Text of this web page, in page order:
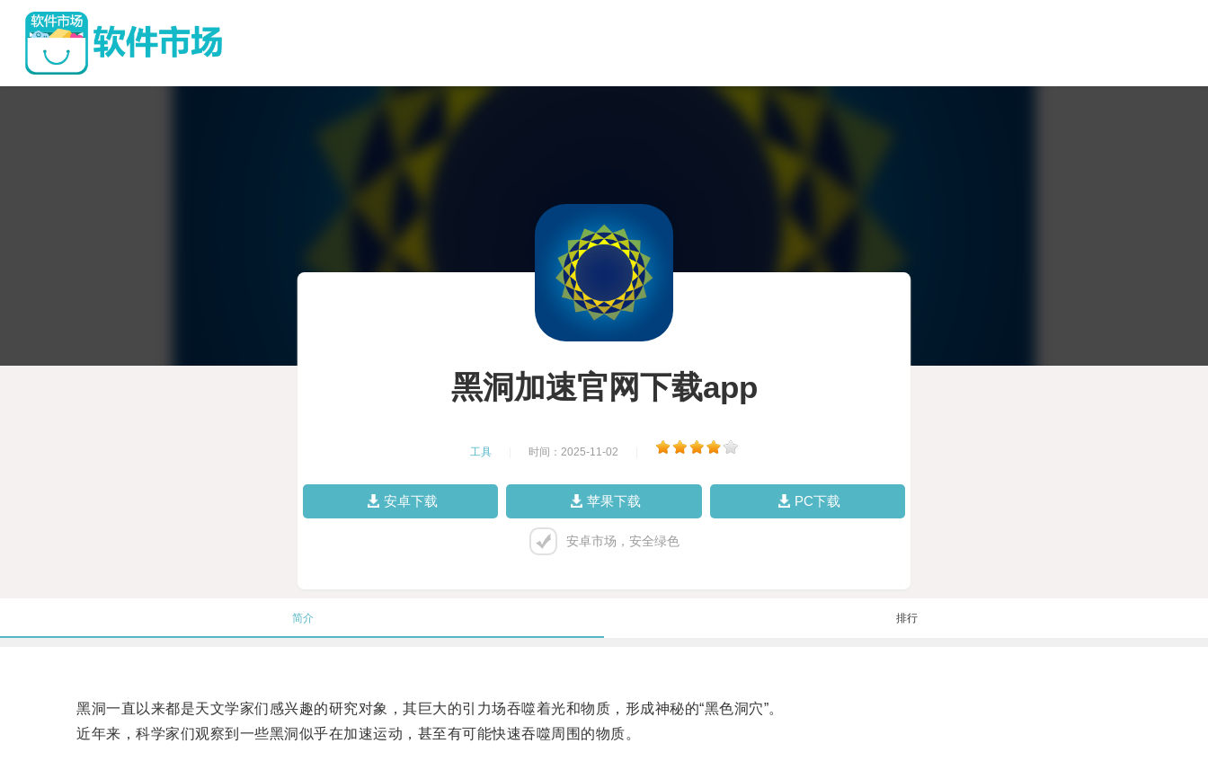
黑洞加速官网下载app
工具 时间：2025-11-02
安卓下载 苹果下载 PC下载
安卓市场，安全绿色
简介 排行
黑洞一直以来都是天文学家们感兴趣的研究对象，其巨大的引力场吞噬着光和物质，形成神秘的“黑色洞穴”。
近年来，科学家们观察到一些黑洞似乎在加速运动，甚至有可能快速吞噬周围的物质。